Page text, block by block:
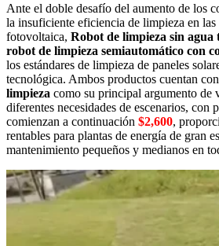
Ante el doble desafío del aumento de los
la insuficiente eficiencia de limpieza en las
fotovoltaica, Robot de limpieza sin agua
robot de limpieza semiautomático con
los estándares de limpieza de paneles
tecnológica. Ambos productos cuentan con
limpieza como su principal argumento de
diferentes necesidades de escenarios, con
comienzan a continuación $2,600,
rentables para plantas de energía de gran
mantenimiento pequeños y medianos en